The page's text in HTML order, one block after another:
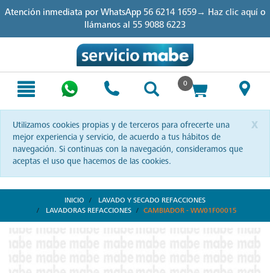
to
to
Atención inmediata por WhatsApp 56 6214 1659→ Haz clic aquío
llámanos al 55 9088 6223
0
x
Utilizamos cookies propias y de terceros para ofrecerte una
mejor experiencia y servicio, de acuerdo a tus hábitos de
navegación. Si continuas con la navegación, consideramos que
aceptas el uso que hacemos de las cookies.
INICIO
LAVADO Y SECADO REFACCIONES
LAVADORAS REFACCIONES
CAMBIADOR - WW01F00015